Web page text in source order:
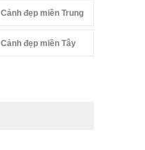
Cảnh đẹp miền Trung
Cảnh đẹp miền Tây